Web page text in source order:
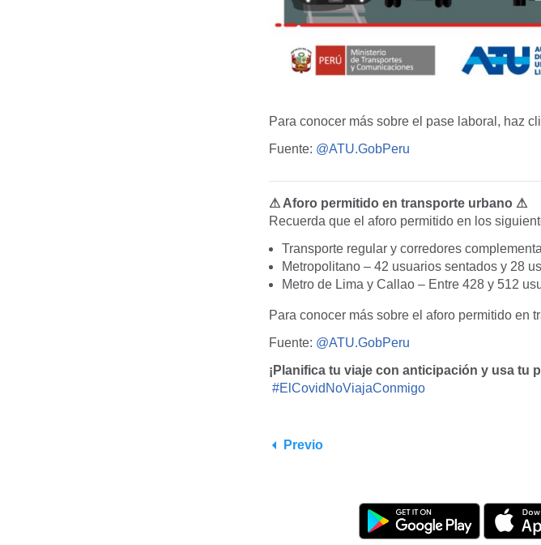
Para conocer más sobre el pase laboral, haz
Fuente: @ATU.GobPeru
⚠ Aforo permitido en transporte urbano ⚠
Recuerda que el aforo permitido en los
Transporte regular y corredores
Metropolitano – 42 usuarios sentados y 28
Metro de Lima y Callao – Entre 428 y 512
Para conocer más sobre el aforo permitido en
Fuente: @ATU.GobPeru
¡Planifica tu viaje con anticipación y usa tu
#ElCovidNoViajaConmigo
Previo